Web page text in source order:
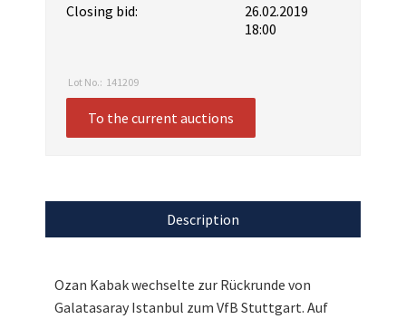
Closing bid:
26.02.2019
18:00
Lot No.: 141209
To the current auctions
Description
Ozan Kabak wechselte zur Rückrunde von
Galatasaray Istanbul zum VfB Stuttgart. Auf